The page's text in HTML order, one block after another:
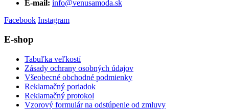
E-mail: info@venusamoda.sk
Facebook Instagram
E-shop
Tabuľka veľkostí
Zásady ochrany osobných údajov
Všeobecné obchodné podmienky
Reklamačný poriadok
Reklamačný protokol
Vzorový formulár na odstúpenie od zmluvy